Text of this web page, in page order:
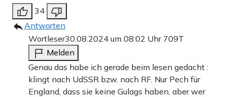
34
Antworten
Wortleser30.08.2024 um 08:02 Uhr 709T
Melden
Genau das habe ich gerade beim lesen gedacht :
klingt nach UdSSR bzw. nach RF. Nur Pech für
England, dass sie keine Gulags haben, aber wer